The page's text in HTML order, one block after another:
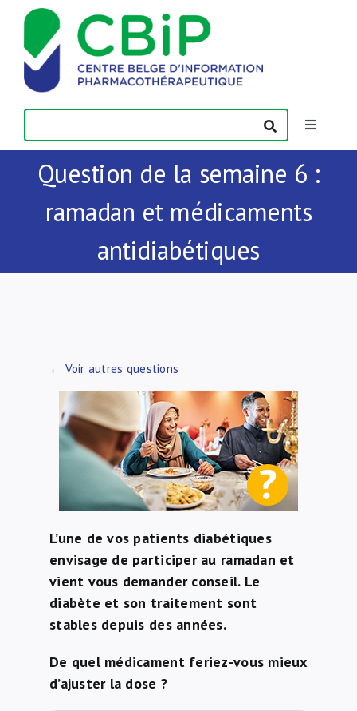
Passer
contenu
Toggle
Actualités
Publications
Formations
À propos de nous
Question de la semaine 6 :
ramadan et médicaments
antidiabétiques
← Voir autres questions
L’une de vos patients diabétiques
envisage de participer au ramadan et
vient vous demander conseil. Le
diabète et son traitement sont
stables depuis des années.
De quel médicament feriez-vous mieux
d’ajuster la dose ?